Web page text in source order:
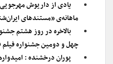
یادی از داریوش
ماهانه‌ی «مستندهای
بالاخره در روز هشتم
چهل و دومین جشنواره فیلم
پوران درخشنده :